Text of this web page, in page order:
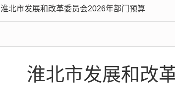
淮北市发展和改革委员会2026年部门预算
淮北市发展和改